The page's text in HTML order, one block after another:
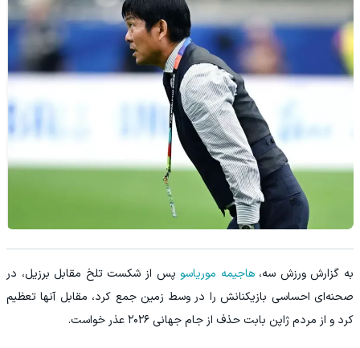
به گزارش ورزش سه،هاجیمه موریاسو پس از شکست تلخ مقابل برزیل، در
صحنه‌ای احساسی بازیکنانش را در وسط زمین جمع کرد، مقابل آنها تعظیم
کرد و از مردم ژاپن بابت حذف از جام جهانی ۲۰۲۶ عذر خواست.